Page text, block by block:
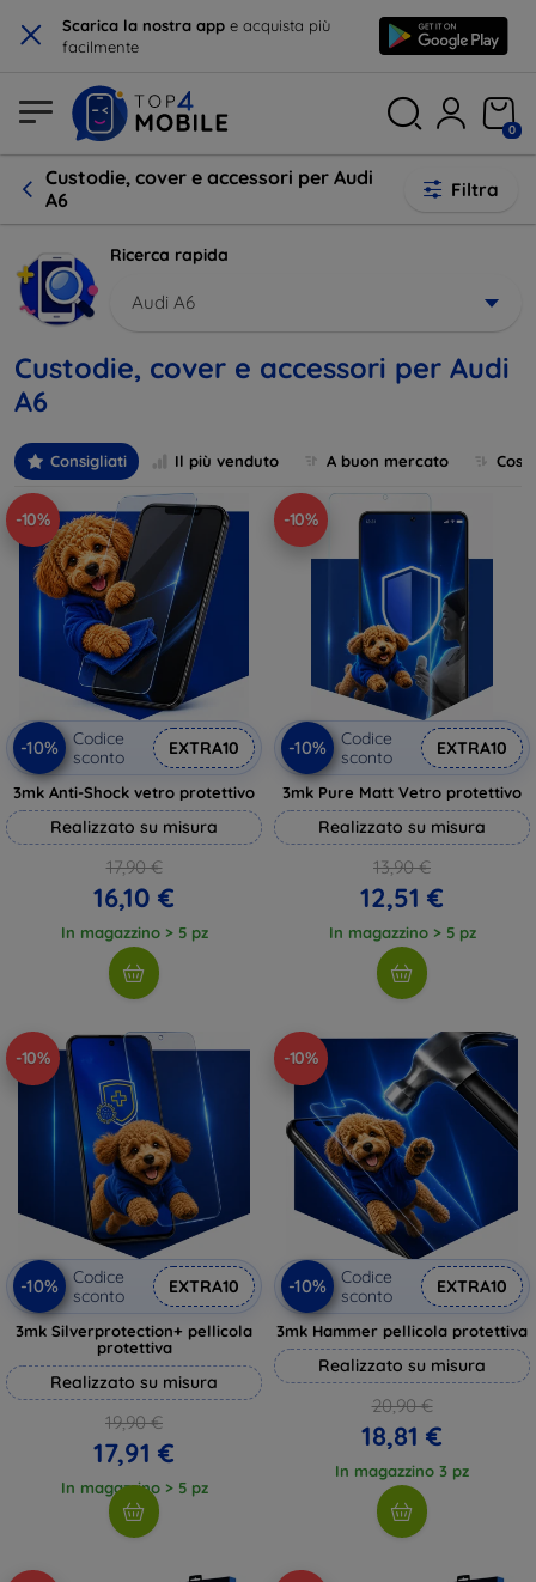
× Scarica la nostra app e acquista più
facilmente
0
Custodie, cover e accessori per Audi
A6
Filtra
Ricerca rapida
Audi A6
Custodie, cover e accessori per Audi
A6
Consigliati Il più venduto A buon mercato
-10%
-10%
Codice
sconto
EXTRA10
3mk Anti-Shock vetro protettivo
Realizzato su misura
17,90 €
16,10 €
In magazzino > 5 pz
-10%
-10%
Codice
sconto
EXTRA10
3mk Pure Matt Vetro protettivo
Realizzato su misura
13,90 €
12,51 €
In magazzino > 5 pz
-10%
-10%
Codice
sconto
EXTRA10
3mk Silverprotection+ pellicola
protettiva
Realizzato su misura
19,90 €
17,91 €
In magazzino > 5 pz
-10%
-10%
Codice
sconto
EXTRA10
3mk Hammer pellicola protettiva
Realizzato su misura
20,90 €
18,81 €
In magazzino 3 pz